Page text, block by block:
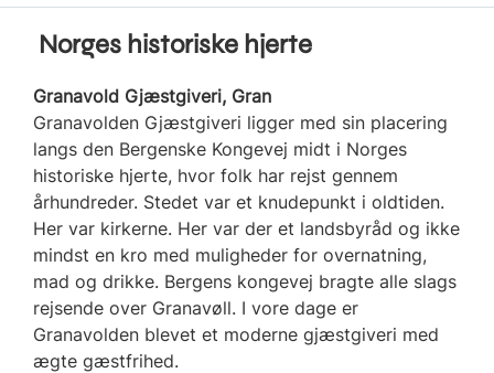
Norges historiske hjerte
Granavold Gjæstgiveri, Gran
Granavolden Gjæstgiveri ligger med sin placering
langs den Bergenske Kongevej midt i Norges
historiske hjerte, hvor folk har rejst gennem
århundreder. Stedet var et knudepunkt i oldtiden.
Her var kirkerne. Her var der et landsbyråd og ikke
mindst en kro med muligheder for overnatning,
mad og drikke. Bergens kongevej bragte alle slags
rejsende over Granavøll. I vore dage er
Granavolden blevet et moderne gjæstgiveri med
ægte gæstfrihed.